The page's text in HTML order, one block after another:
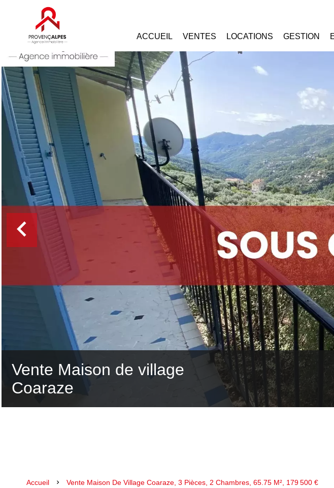
ACCUEIL VENTES LOCATIONS GESTION
Vente Maison de village
Coaraze
Accueil Vente Maison De Village Coaraze, 3 Pièces, 2 Chambres, 65.75 M², 179 500 €